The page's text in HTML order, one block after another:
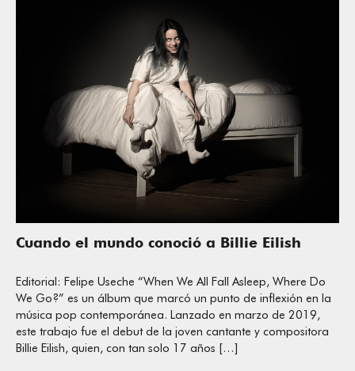
Cuando el mundo conoció a Billie Eilish
Editorial: Felipe Useche “When We All Fall Asleep, Where Do
We Go?” es un álbum que marcó un punto de inflexión en la
música pop contemporánea. Lanzado en marzo de 2019,
este trabajo fue el debut de la joven cantante y compositora
Billie Eilish, quien, con tan solo 17 años […]